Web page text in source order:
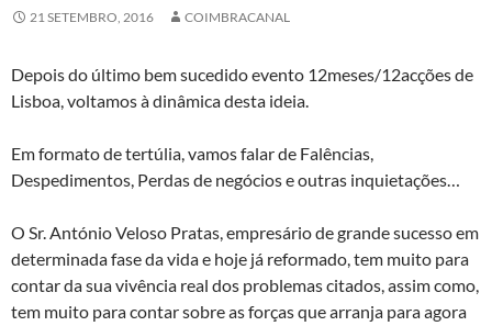
21 SETEMBRO, 2016 COIMBRACANAL
Depois do último bem sucedido evento 12meses/12acções de
Lisboa, voltamos à dinâmica desta ideia.
Em formato de tertúlia, vamos falar de Falências,
Despedimentos, Perdas de negócios e outras inquietações…
O Sr. António Veloso Pratas, empresário de grande sucesso em
determinada fase da vida e hoje já reformado, tem muito para
contar da sua vivência real dos problemas citados, assim como,
tem muito para contar sobre as forças que arranja para agora